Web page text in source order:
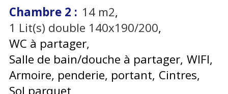
Chambre 2 : 14 m2
1 Lit(s) double 140x190/200
WC à partager
Salle de bain/douche à partager WIFI
Armoire, penderie, portant Cintres
Sol parquet